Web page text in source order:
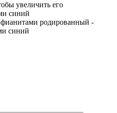
увеличить его
синий
фианитами родированный -
синий